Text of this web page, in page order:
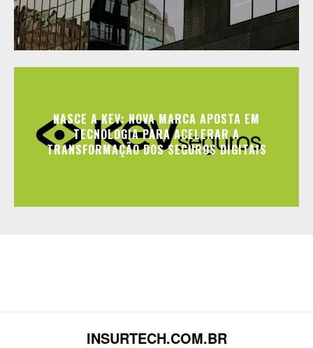
NASCE A KEV: NOVA MARCA APOSTA EM
TECNOLOGIA PARA ACELERAR A
TRANSFORMAÇÃO DOS SEGUROS DIGITAIS
INSURTECH.COM.BR